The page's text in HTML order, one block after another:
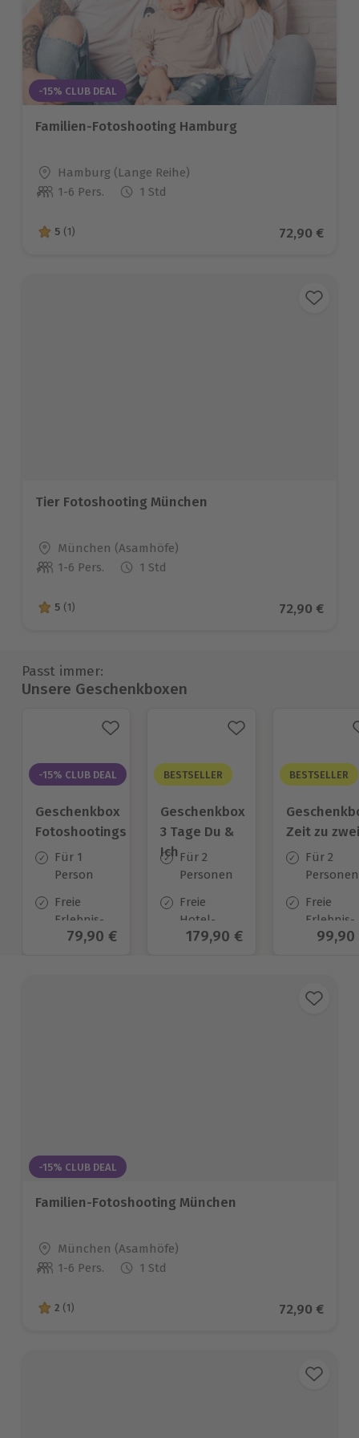
-15% CLUB DEAL
Familien-Fotoshooting Hamburg
Standort
Hamburg (Lange Reihe)
Anzahl der Teilnehmer
1-6 Pers. 1 Std
5 von 5 Sternen basierend auf 1 Bewertungen
5 (1) Aktueller
72,90 €
Tier Fotoshooting München
Standort
München (Asamhöfe)
Anzahl der Teilnehmer
1-6 Pers. 1 Std
5 von 5 Sternen basierend auf 1 Bewertungen
5 (1) Aktueller
72,90 €
Passt immer:
Unsere Geschenkboxen
-15% CLUB DEAL
Geschenkbox
Fotoshootings
Für 1
Person
Freie
Erlebnis-
Auswahl
Aktueller Preis
79,90 €
BESTSELLER
Geschenkbox
3 Tage Du &
Ich Für 2
Personen
Freie
Hotel-
Auswahl
Aktueller Preis
179,90 €
BESTSELLER
Zeit zu
Für 2
Personen
Freie
Erlebnis-
Auswahl
99,90
-15% CLUB DEAL
Familien-Fotoshooting München
Standort
München (Asamhöfe)
Anzahl der Teilnehmer
1-6 Pers. 1 Std
2 von 5 Sternen basierend auf 1 Bewertungen
2 (1) Aktueller
72,90 €